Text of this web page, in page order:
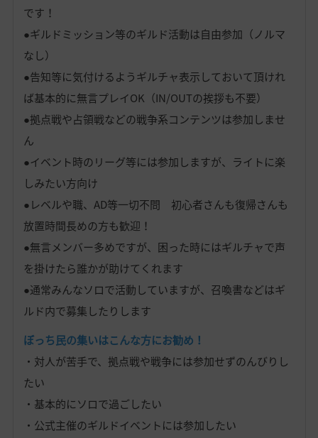
です！
●ギルドミッション等のギルド活動は自由参加（ノルマ
なし）
●告知等に気付けるようギルチャ表示しておいて頂けれ
ば基本的に無言プレイOK（IN/OUTの挨拶も不要）
●拠点戦や占領戦などの戦争系コンテンツは参加しませ
ん
●イベント時のリーグ等には参加しますが、ライトに楽
しみたい方向け
●レベルや職、AD等一切不問 初心者さんも復帰さんも
放置時間長めの方も歓迎！
●無言メンバー多めですが、困った時にはギルチャで声
を掛けたら誰かが助けてくれます
●通常みんなソロで活動していますが、召喚書などはギ
ルド内で募集したりします
ぼっち民の集いはこんな方にお勧め！
・対人が苦手で、拠点戦や戦争には参加せずのんびりし
たい
・基本的にソロで過ごしたい
・公式主催のギルドイベントには参加したい